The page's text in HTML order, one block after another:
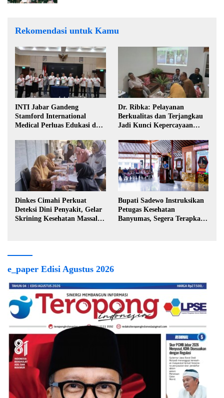
Rekomendasi untuk Kamu
INTI Jabar Gandeng
Stamford International
Medical Perluas Edukasi dan
Dr. Ribka: Pelayanan
Berkualitas dan Terjangkau
Jadi Kunci Kepercayaan
Dinkes Cimahi Perkuat
Deteksi Dini Penyakit, Gelar
Skrining Kesehatan Massal di
Bupati Sadewo Instruksikan
Petugas Kesehatan
Banyumas, Segera Terapkan
e_paper Edisi Agustus 2026